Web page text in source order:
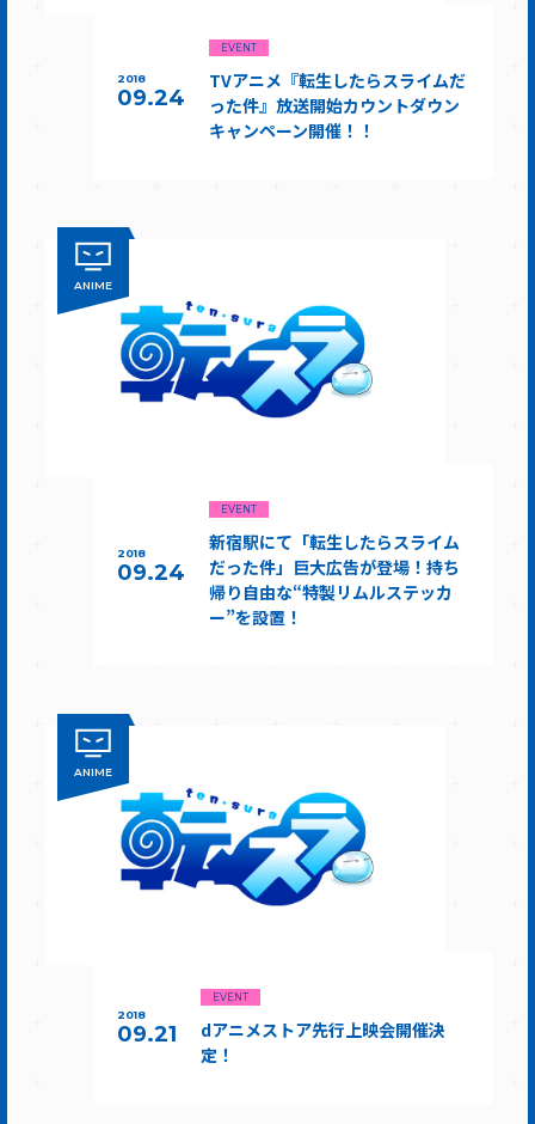
2018
09.24
EVENT
TVアニメ『転生したらスライムだ
った件』放送開始カウントダウン
キャンペーン開催！！
ANIME
2018
09.24
EVENT
新宿駅にて「転生したらスライム
だった件」巨大広告が登場！持ち
帰り自由な“特製リムルステッカ
ー”を設置！
ANIME
2018
09.21
EVENT
dアニメストア先行上映会開催決
定！